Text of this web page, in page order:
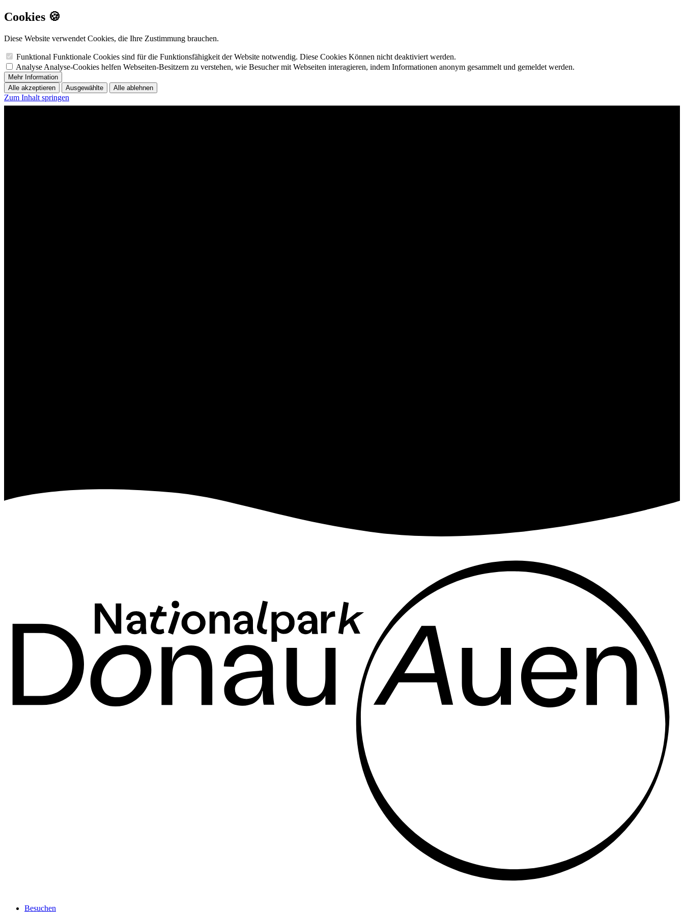
Cookies 🍪
Diese Website verwendet Cookies, die Ihre Zustimmung brauchen.
Funktional Funktionale Cookies sind für die Funktionsfähigkeit der Website notwendig. Diese Cookies Können nicht deaktiviert werden.
Analyse Analyse-Cookies helfen Webseiten-Besitzern zu verstehen, wie Besucher mit Webseiten interagieren, indem Informationen anonym gesammelt und gemeldet werden.
Mehr Information
Alle akzeptieren
Ausgewählte Alle ablehnen
Zum Inhalt springen
Besuchen